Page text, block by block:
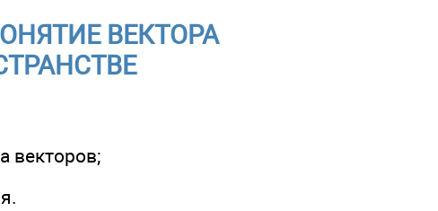
ВЕКТОРА
векторов;